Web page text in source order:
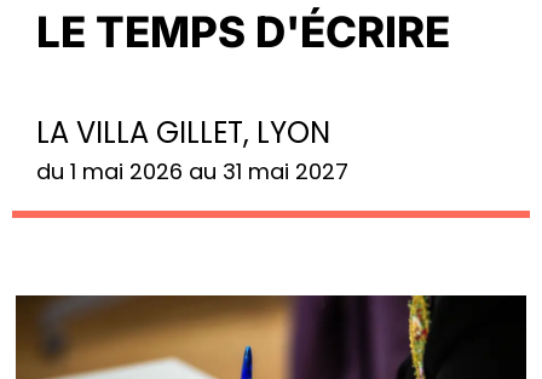
LE TEMPS D'ÉCRIRE
LA VILLA GILLET, LYON
du 1 mai 2026 au 31 mai 2027